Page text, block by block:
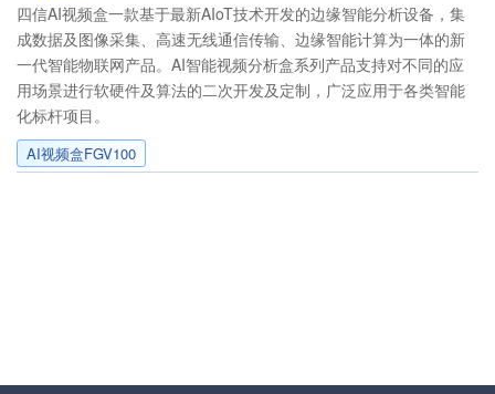
四信AI视频盒一款基于最新AIoT技术开发的边缘智能分析设备，集
成数据及图像采集、高速无线通信传输、边缘智能计算为一体的新
一代智能物联网产品。AI智能视频分析盒系列产品支持对不同的应
用场景进行软硬件及算法的二次开发及定制，广泛应用于各类智能
化标杆项目。
AI视频盒FGV100